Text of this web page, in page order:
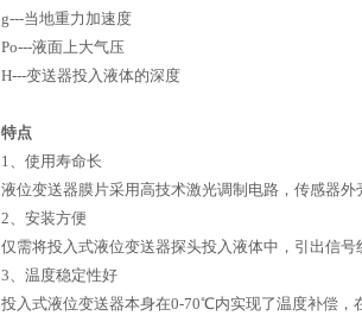
g---当地重力加速度
Po---液面上大气压
H---变送器投入液体的深度
特点
1、使用寿命长
液位变送器膜片采用高技术激光调制电路，传感器外
2、安装方便
仅需将投入式液位变送器探头投入液体中，引出信号
3、温度稳定性好
投入式液位变送器本身在0-70℃内实现了温度补偿，